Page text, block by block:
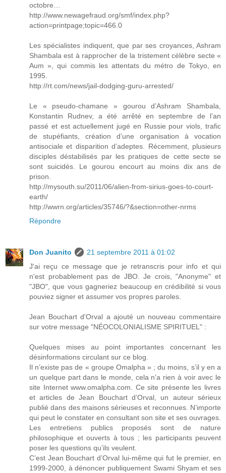
octobre…
http://www.newagefraud.org/smf/index.php?
action=printpage;topic=466.0
Les spécialistes indiquent, que par ses croyances, Ashram
Shambala est à rapprocher de la tristement célèbre secte «
Aum », qui commis les attentats du métro de Tokyo, en
1995.
http://rt.com/news/jail-dodging-guru-arrested/
Le « pseudo-chamane » gourou d’Ashram Shambala,
Konstantin Rudnev, a été arrêté en septembre de l’an
passé et est actuellement jugé en Russie pour viols, trafic
de stupéfiants, création d’une organisation à vocation
antisociale et disparition d’adeptes. Récemment, plusieurs
disciples déstabilisés par les pratiques de cette secte se
sont suicidés. Le gourou encourt au moins dix ans de
prison.
http://mysouth.su/2011/06/alien-from-sirius-goes-to-court-
earth/
http://wwrn.org/articles/35746/?&section=other-nrms
Répondre
Don Juanito
21 septembre 2011 à 01:02
J'ai reçu ce message que je retranscris pour info et qui
n'est probablement pas de JBO. Je crois, "Anonyme" et
"JBO", que vous gagneriez beaucoup en crédibilité si vous
pouviez signer et assumer vos propres paroles.
Jean Bouchart d'Orval a ajouté un nouveau commentaire
sur votre message "NÉOCOLONIALISME SPIRITUEL" :
Quelques mises au point importantes concernant les
désinformations circulant sur ce blog.
Il n’existe pas de « groupe Omalpha » ; du moins, s’il y en a
un quelque part dans le monde, cela n’a rien à voir avec le
site Internet www.omalpha.com. Ce site présente les livres
et articles de Jean Bouchart d’Orval, un auteur sérieux
publié dans des maisons sérieuses et reconnues. N’importe
qui peut le constater en consultant son site et ses ouvrages.
Les entretiens publics proposés sont de nature
philosophique et ouverts à tous ; les participants peuvent
poser les questions qu’ils veulent.
C’est Jean Bouchart d’Orval lui-même qui fut le premier, en
1999-2000, à dénoncer publiquement Swami Shyam et ses